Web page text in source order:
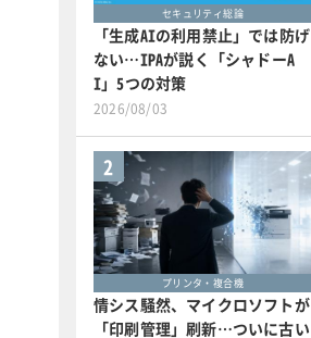
セキュリティ総論
「生成AIの利用禁止」では防げ
ない…IPAが説く「シャドーA
I」5つの対策
2026/08/03
2
プリンタ・複合機
情シス騒然、マイクロソフトが
「印刷管理」刷新…ついに古い